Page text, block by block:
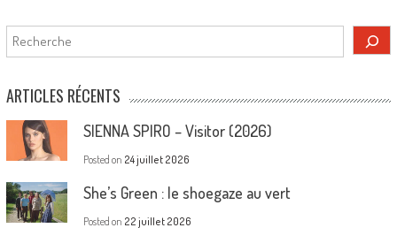
Rechercher
ARTICLES RÉCENTS
SIENNA SPIRO – Visitor (2026)
Posted on 24 juillet 2026
She’s Green : le shoegaze au vert
Posted on 22 juillet 2026